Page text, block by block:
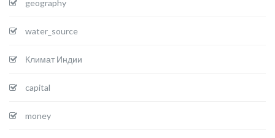
geography
water_source
Климат Индии
capital
money